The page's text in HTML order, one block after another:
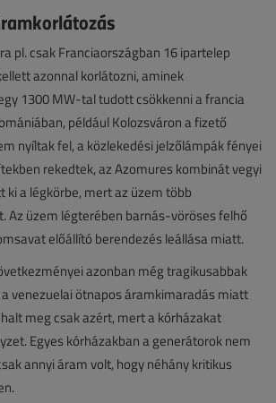
pl. csak Franciaországban 16 ipartelep
azonnal korlátozni, aminek
1300 MW-tal tudott csökkenni a francia
például Kolozsváron a fizető
nyíltak fel, a közlekedési jelzőlámpák fényei
rekedtek, az Azomures kombinát vegyi
a légkörbe, mert az üzem több
Az üzem légterében barnás-vöröses felhő
előállító berendezés leállása miatt.
azonban még tragikusabbak
venezuelai ötnapos áramkimaradás miatt
meg csak azért, mert a kórházakat
Egyes kórházakban a generátorok nem
annyi áram volt, hogy néhány kritikus